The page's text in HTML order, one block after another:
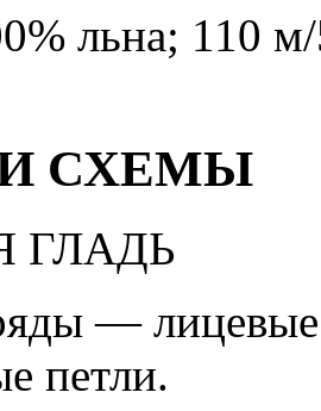
льна; 110
СХЕМЫ
ГЛАДЬ
—
петли.